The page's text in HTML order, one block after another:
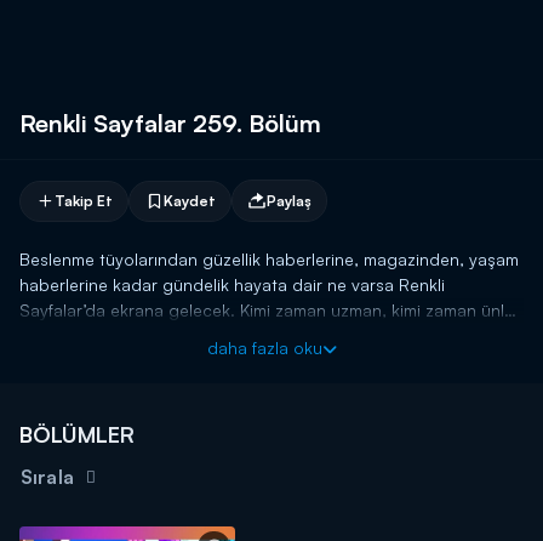
Renkli Sayfalar 259. Bölüm
Takip Et Kaydet Paylaş
Beslenme tüyolarından güzellik haberlerine, magazinden, yaşam
haberlerine kadar gündelik hayata dair ne varsa Renkli
Sayfalar’da ekrana gelecek. Kimi zaman uzman, kimi zaman ünlü
daha fazla oku
BÖLÜMLER
Sırala